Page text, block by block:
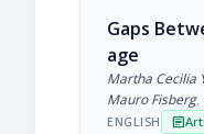
Gaps
age
Martha Cecilia
Mauro Fisberg,
ENGLISH article